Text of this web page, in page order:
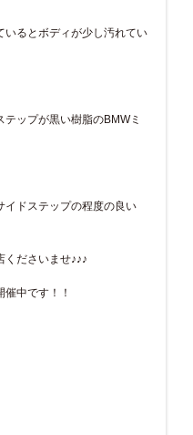
いるとボディが少し汚れてい
ップが黒い樹脂のBMWミ
イドステップの程度の良い
くださいませ♪♪♪
催中です！！